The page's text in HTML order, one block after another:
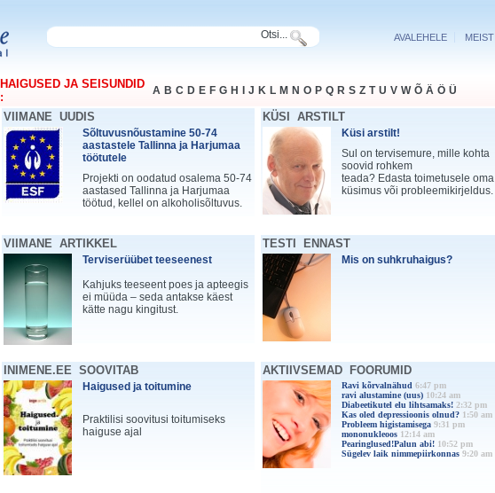
Otsi... AVALEHELE MEIST
HAIGUSED JA SEISUNDID
:
A B C D E F G H J K L M N O P Q R S Z T U V W Õ Ä Ö Ü
VIIMANE UUDIS
Sõltuvusnõustamine 50-74
aastastele Tallinna ja Harjumaa
töötutele
Projekti on oodatud osalema 50-74
aastased Tallinna ja Harjumaa
töötud, kellel on alkoholisõltuvus.
KÜSI ARSTILT
Küsi arstilt!
Sul on tervisemure, mille kohta
soovid rohkem
teada? Edasta toimetusele oma
küsimus või probleemikirjeldus.
VIIMANE ARTIKKEL
Terviserüübet teeseenest
Kahjuks teeseent poes ja apteegis
ei müüda – seda antakse käest
kätte nagu kingitust.
TESTI ENNAST
Mis on suhkruhaigus?
INIMENE.EE SOOVITAB
Haigused ja toitumine
Praktilisi soovitusi toitumiseks
haiguse ajal
AKTIIVSEMAD FOORUMID
Ravi kõrvalnähud 6:47 pm
ravi alustamine (uus) 10:24 am
Diabeetikutel elu lihtsamaks! 2:32 pm
Kas oled depressioonis olnud? 1:50 am
Probleem higistamisega 9:31 pm
mononukleoos 12:14 am
Pearinglused!Palun abi! 10:52 pm
Sügelev laik nimmepiirkonnas 9:20 am